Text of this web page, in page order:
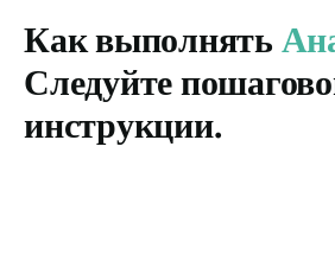
Как выполнять
Следуйте
инструкции.